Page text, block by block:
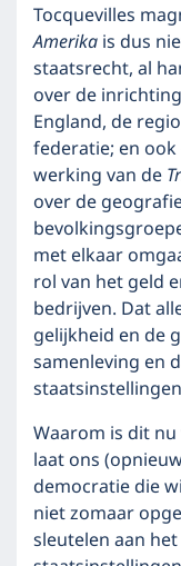
Tocquevilles
Amerikais dus
staatsrecht, al
over de
England, de
federatie; en
werking van de
over de
met elkaar
rol van het geld
bedrijven. Dat
gelijkheid en de
samenleving en
Waarom is dit
laat ons
democratie die
niet zomaar
sleutelen aan